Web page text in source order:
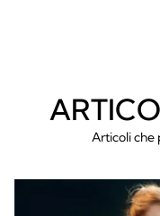
Articoli che